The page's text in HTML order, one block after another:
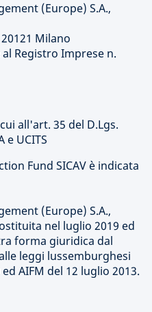
(Europe) S.A.,
Milano
Registro Imprese n.
all'art. 35 del D.Lgs.
e UCITS
Fund SICAV è indicata
(Europe) S.A.,
nel luglio 2019 ed
forma giuridica dal
leggi lussemburghesi
AIFM del 12 luglio 2013.